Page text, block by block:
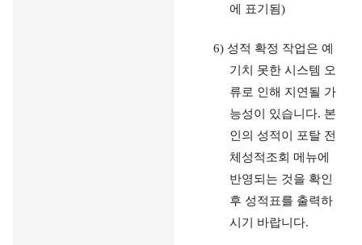
에 표기됨)
6) 성적 확정 작업은 예
기치 못한 시스템 오
류로 인해 지연될 가
능성이 있습니다. 본
인의 성적이 포탈 전
체성적조회 메뉴에
반영되는 것을 확인
후 성적표를 출력하
시기 바랍니다.